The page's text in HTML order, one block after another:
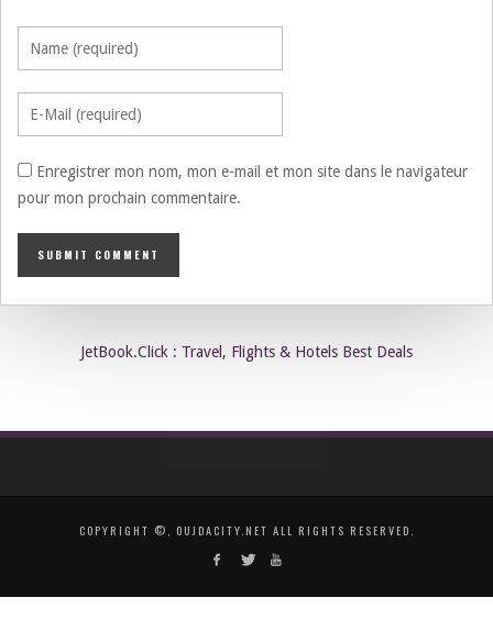
Enregistrer mon nom, mon e-mail et mon site dans le navigateur
pour mon prochain commentaire.
JetBook.Click : Travel, Flights & Hotels Best Deals
COPYRIGHT ©, OUJDACITY.NET ALL RIGHTS RESERVED.